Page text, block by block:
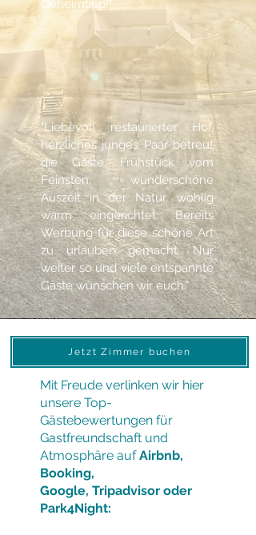
Geheimtipp!"
"Liebevoll restaurierter Hof,
herzliches junges Paar betreut
die Gäste, Frühstück vom
Feinsten, wunderschöne
Auszeit in der Natur, wohlig
warm eingerichtet. Bereits
Werbung für diese schöne Art
zu urlauben gemacht. Nur
weiter so und viele entspannte
Gäste wünschen wir euch."
Jetzt Zimmer buchen
Mit Freude verlinken wir hier
unsere Top-
Gästebewertungen für
Gastfreundschaft und
Atmosphäre aufAirbnb,
Booking,
Google, Tripadvisor oder
Park4Night: